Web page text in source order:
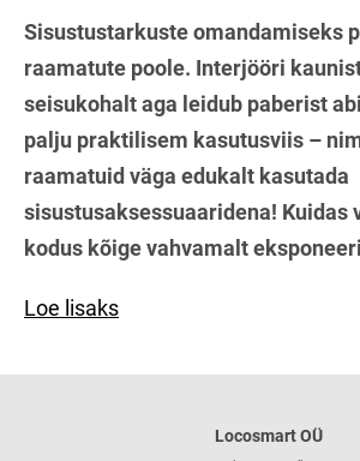
Sisustustarkuste omandamiseks
raamatute poole. Interjööri
seisukohalt aga leidub paberist
palju praktilisem kasutusviis –
raamatuid väga edukalt kasutada
sisustusaksessuaaridena! Kuidas
kodus kõige vahvamalt
Loe lisaks
Locosmart OÜ